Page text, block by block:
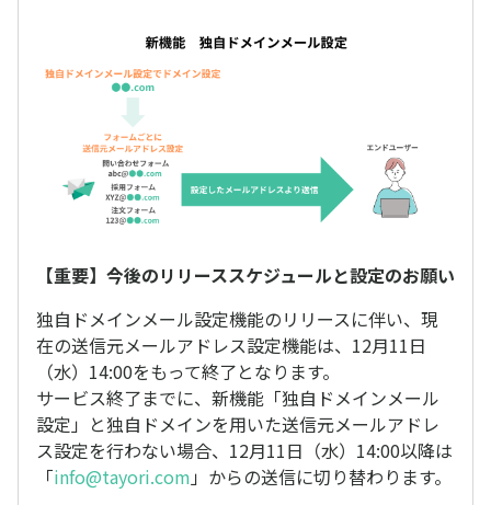
【重要】今後のリリーススケジュールと設定のお願い
独自ドメインメール設定機能のリリースに伴い、現
在の送信元メールアドレス設定機能は、12月11日
（水）14:00をもって終了となります。
サービス終了までに、新機能「独自ドメインメール
設定」と独自ドメインを用いた送信元メールアドレ
ス設定を行わない場合、12月11日（水）14:00以降は
「info@tayori.com 」からの送信に切り替わります。